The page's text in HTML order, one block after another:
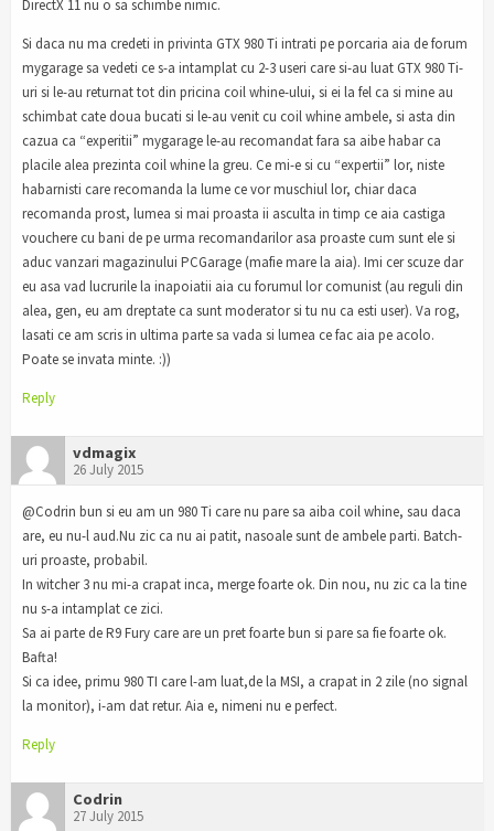
DirectX 11 nu o sa schimbe nimic.
Si daca nu ma credeti in privinta GTX 980 Ti intrati pe porcaria aia de forum
mygarage sa vedeti ce s-a intamplat cu 2-3 useri care si-au luat GTX 980 Ti-
uri si le-au returnat tot din pricina coil whine-ului, si ei la fel ca si mine au
schimbat cate doua bucati si le-au venit cu coil whine ambele, si asta din
cazua ca “experitii” mygarage le-au recomandat fara sa aibe habar ca
placile alea prezinta coil whine la greu. Ce mi-e si cu “expertii” lor, niste
habarnisti care recomanda la lume ce vor muschiul lor, chiar daca
recomanda prost, lumea si mai proasta ii asculta in timp ce aia castiga
vouchere cu bani de pe urma recomandarilor asa proaste cum sunt ele si
aduc vanzari magazinului PCGarage (mafie mare la aia). Imi cer scuze dar
eu asa vad lucrurile la inapoiatii aia cu forumul lor comunist (au reguli din
alea, gen, eu am dreptate ca sunt moderator si tu nu ca esti user). Va rog,
lasati ce am scris in ultima parte sa vada si lumea ce fac aia pe acolo.
Poate se invata minte. :))
Reply
vdmagix
26 July 2015
@Codrin bun si eu am un 980 Ti care nu pare sa aiba coil whine, sau daca
are, eu nu-l aud.Nu zic ca nu ai patit, nasoale sunt de ambele parti. Batch-
uri proaste, probabil.
In witcher 3 nu mi-a crapat inca, merge foarte ok. Din nou, nu zic ca la tine
nu s-a intamplat ce zici.
Sa ai parte de R9 Fury care are un pret foarte bun si pare sa fie foarte ok.
Bafta!
Si ca idee, primu 980 TI care l-am luat,de la MSI, a crapat in 2 zile (no signal
la monitor), i-am dat retur. Aia e, nimeni nu e perfect.
Reply
Codrin
27 July 2015